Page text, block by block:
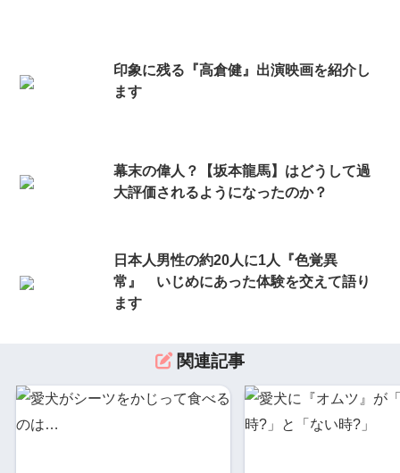
印象に残る『高倉健』出演映画を紹介し
ます
幕末の偉人？【坂本龍馬】はどうして過
大評価されるようになったのか？
日本人男性の約20人に1人『色覚異
常』 いじめにあった体験を交えて語り
ます
関連記事